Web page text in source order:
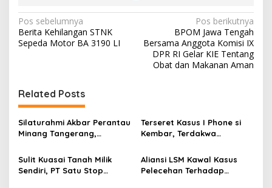
N
a
g
a
s
i
p
o
Pos sebelumnya
Berita Kehilangan STNK
Sepeda Motor BA 3190 LI
Pos berikutnya
BPOM Jawa Tengah
Bersama Anggota Komisi IX
DPR RI Gelar KIE Tentang
Obat dan Makanan Aman
Related Posts
Silaturahmi Akbar Perantau
Minang Tangerang,
Kreatif
Terseret Kasus I Phone si
Kembar, Terdakwa
Prof. Dr. Dwi Seno
Sulit Kuasai Tanah Milik
Sendiri, PT Satu Stop
Aliansi LSM Kawal Kasus
Pelecehan Terhadap